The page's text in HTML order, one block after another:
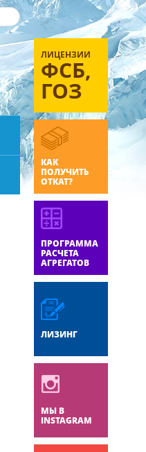
ЛИЦЕНЗИИ
ФСБ,
ГОЗ
КАК
ПОЛУЧИТЬ
ОТКАТ?
ПРОГРАММА
РАСЧЕТА
АГРЕГАТОВ
ЛИЗИНГ
МЫ В
INSTAGRAM